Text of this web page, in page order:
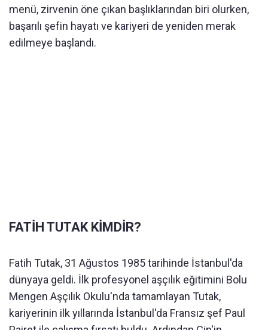
menü, zirvenin öne çıkan başlıklarından biri olurken,
başarılı şefin hayatı ve kariyeri de yeniden merak
edilmeye başlandı.
FATİH TUTAK KİMDİR?
Fatih Tutak, 31 Ağustos 1985 tarihinde İstanbul'da
dünyaya geldi. İlk profesyonel aşçılık eğitimini Bolu
Mengen Aşçılık Okulu'nda tamamlayan Tutak,
kariyerinin ilk yıllarında İstanbul'da Fransız şef Paul